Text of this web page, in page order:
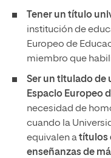
Tener un título
institución de
Europeo de
miembro que
Ser un titulado de
Espacio Europeo
necesidad de
cuando la
equivalen atítulos
enseñanzas de